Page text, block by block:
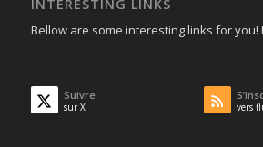
INTERESTING LINKS
Bellow are some interesting links for you!
Suivre
sur X vers